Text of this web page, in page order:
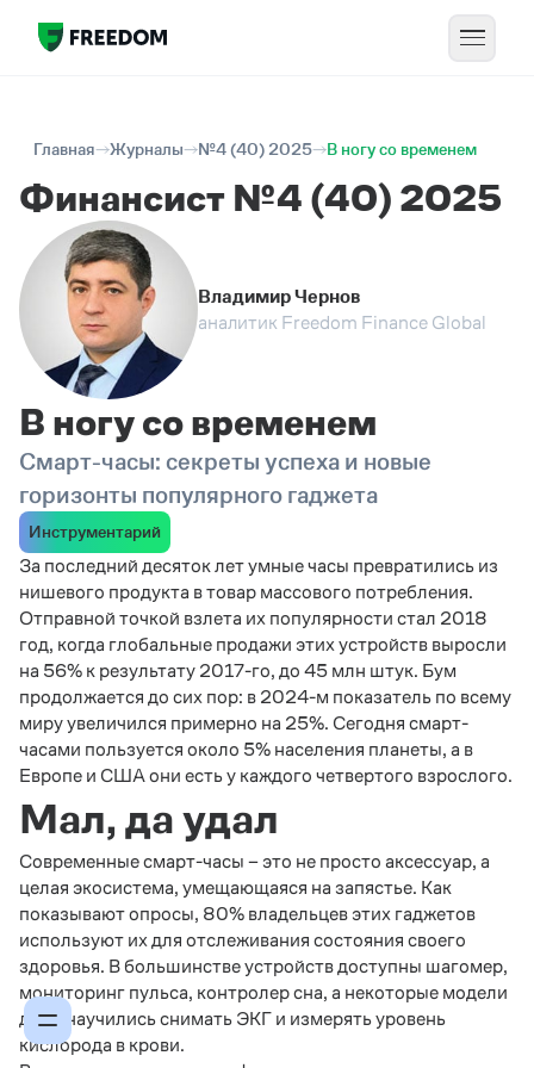
Главная Журналы №4 (40) 2025 В ногу со временем
Финансист №4 (40) 2025
Владимир Чернов
аналитик Freedom Finance Global
В ногу со временем
Смарт-часы: секреты успеха и новые
горизонты популярного гаджета
Инструментарий
За последний десяток лет умные часы превратились из
нишевого продукта в товар массового потребления.
Отправной точкой взлета их популярности стал 2018
год, когда глобальные продажи этих устройств выросли
на 56% к результату 2017-го, до 45 млн штук. Бум
продолжается до сих пор: в 2024-м показатель по всему
миру увеличился примерно на 25%. Сегодня смарт-
часами пользуется около 5% населения планеты, а в
Европе и США они есть у каждого четвертого взрослого.
Мал, да удал
Современные смарт-часы – это не просто аксессуар, а
целая экосистема, умещающаяся на запястье. Как
показывают опросы, 80% владельцев этих гаджетов
используют их для отслеживания состояния своего
здоровья. В большинстве устройств доступны шагомер,
мониторинг пульса, контролер сна, а некоторые модели
даже научились снимать ЭКГ и измерять уровень
кислорода в крови.